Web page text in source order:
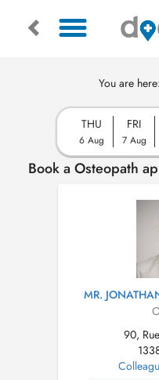
You are here:
THU
6 Aug
FRI
7 Aug
Book a Osteopath
MR.
90,